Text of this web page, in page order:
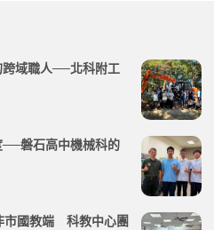
跨域職人──北科附工
──磐石高中機械科的
市國教端 科教中心團